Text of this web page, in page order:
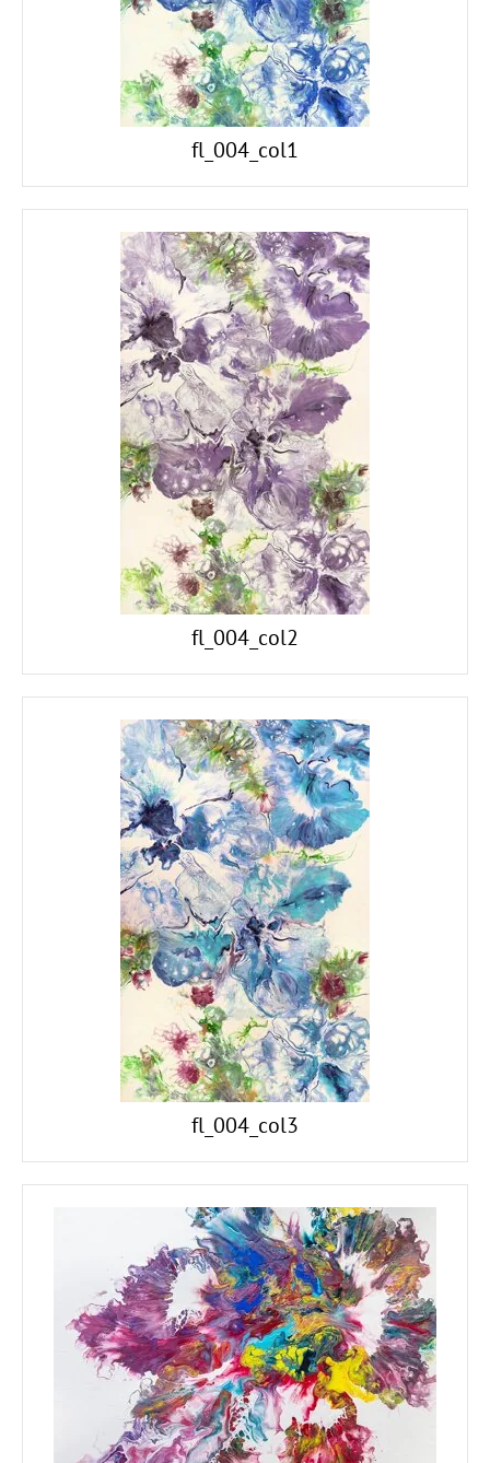
fl_004_col1
fl_004_col2
fl_004_col3